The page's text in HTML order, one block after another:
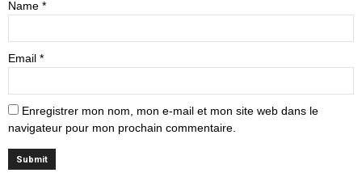
Name *
Email *
Enregistrer mon nom, mon e-mail et mon site web dans le
navigateur pour mon prochain commentaire.